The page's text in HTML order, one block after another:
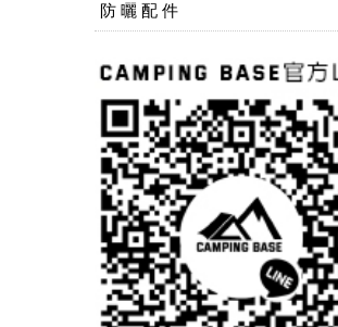
防 曬 配 件